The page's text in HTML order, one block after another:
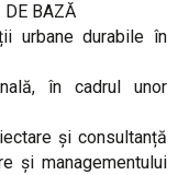
DE BAZĂ
urbane durabile în
în cadrul unor
și consultanță
și managementului